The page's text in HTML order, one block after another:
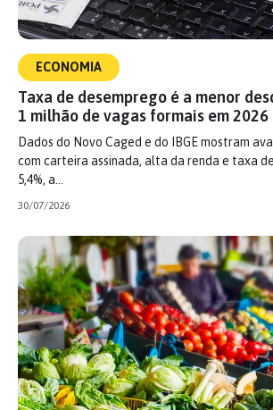
ECONOMIA
Taxa de desemprego é a menor
1 milhão de vagas formais em 2026
Dados do Novo Caged e do IBGE mostram
com carteira assinada, alta da renda e taxa
5,4%, a…
30/07/2026